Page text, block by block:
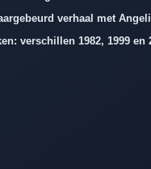
verhaal met
verschillen 1982, 1999 en